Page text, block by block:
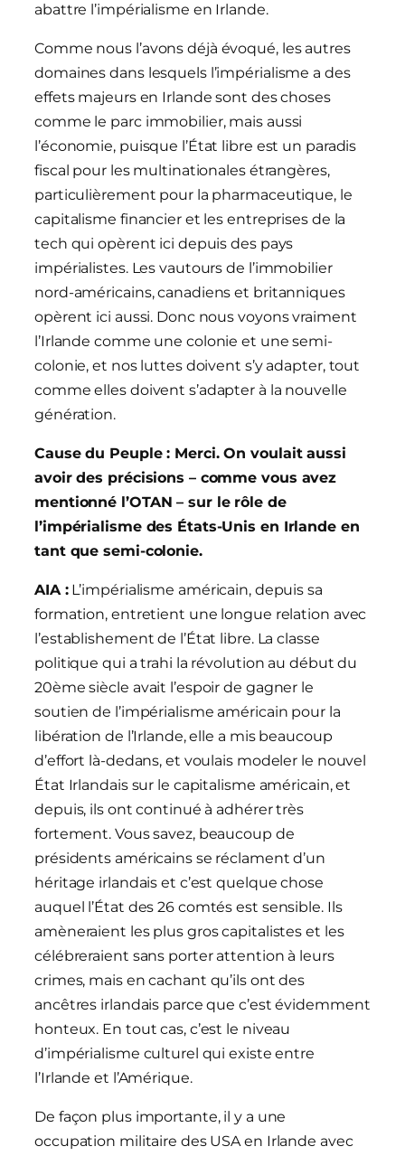
abattre l’impérialisme en Irlande.
Comme nous l’avons déjà évoqué, les autres
domaines dans lesquels l’impérialisme a des
effets majeurs en Irlande sont des choses
comme le parc immobilier, mais aussi
l’économie, puisque l’État libre est un paradis
fiscal pour les multinationales étrangères,
particulièrement pour la pharmaceutique, le
capitalisme financier et les entreprises de la
tech qui opèrent ici depuis des pays
impérialistes. Les vautours de l’immobilier
nord-américains, canadiens et britanniques
opèrent ici aussi. Donc nous voyons vraiment
l’Irlande comme une colonie et une semi-
colonie, et nos luttes doivent s’y adapter, tout
comme elles doivent s’adapter à la nouvelle
génération.
Cause du Peuple : Merci. On voulait aussi
avoir des précisions – comme vous avez
mentionné l’OTAN – sur le rôle de
l’impérialisme des États-Unis en Irlande en
tant que semi-colonie.
AIA :L’impérialisme américain, depuis sa
formation, entretient une longue relation avec
l’establishement de l’État libre. La classe
politique qui a trahi la révolution au début du
20ème siècle avait l’espoir de gagner le
soutien de l’impérialisme américain pour la
libération de l’Irlande, elle a mis beaucoup
d’effort là-dedans, et voulais modeler le nouvel
État Irlandais sur le capitalisme américain, et
depuis, ils ont continué à adhérer très
fortement. Vous savez, beaucoup de
présidents américains se réclament d’un
héritage irlandais et c’est quelque chose
auquel l’État des 26 comtés est sensible. Ils
amèneraient les plus gros capitalistes et les
célébreraient sans porter attention à leurs
crimes, mais en cachant qu’ils ont des
ancêtres irlandais parce que c’est évidemment
honteux. En tout cas, c’est le niveau
d’impérialisme culturel qui existe entre
l’Irlande et l’Amérique.
De façon plus importante, il y a une
occupation militaire des USA en Irlande avec